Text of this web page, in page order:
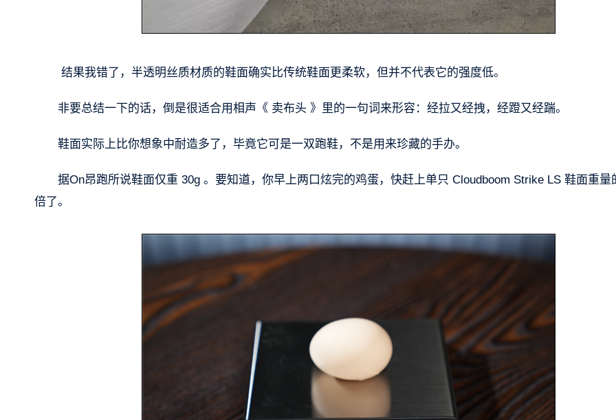
结果我错了，半透明丝质材质的鞋面确实比传统鞋面更柔软，但并不代表它的强度低。
非要总结一下的话，倒是很适合用相声《 卖布头 》里的一句词来形容：经拉又经拽，经蹬又经踹。
鞋面实际上比你想象中耐造多了，毕竟它可是一双跑鞋，不是用来珍藏的手办。
据On昂跑所说鞋面仅重 30g 。要知道，你早上两口炫完的鸡蛋，快赶上单只 Cloudboom Strike LS 鞋面重量
倍了。